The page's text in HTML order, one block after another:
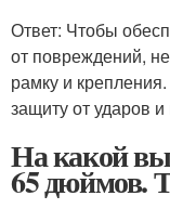
Ответ: Чтобы
от повреждений,
рамку и
защиту от ударов
На какой
65 дюймов.